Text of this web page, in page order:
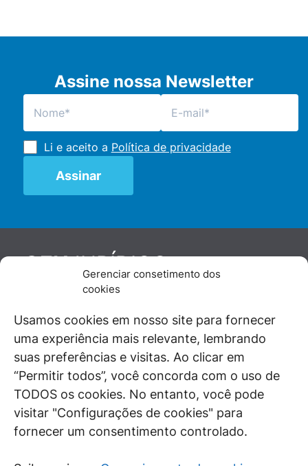
Gerenciar consetimento dos
cookies
Usamos cookies em nosso site para fornecer
uma experiência mais relevante, lembrando
suas preferências e visitas. Ao clicar em
“Permitir todos”, você concorda com o uso de
TODOS os cookies. No entanto, você pode
visitar "Configurações de cookies" para
fornecer um consentimento controlado.
Assine nossa Newsletter
Li e aceito a Política de privacidade
GENJURÍDICO
De maneira independente, os autores e
juristas e doutrinadores nacionais, se posicionam
diante de questões relevantes do cotidiano e
universo jurídico.